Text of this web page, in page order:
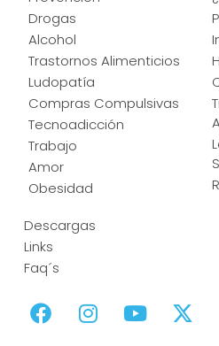
Drogas
Alcohol
Trastornos Alimenticios
Ludopatía
Compras Compulsivas
Tecnoadicción
Trabajo
Amor
Obesidad
Descargas
Links
Faq´s